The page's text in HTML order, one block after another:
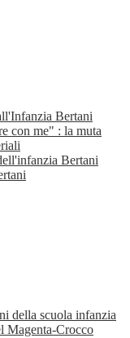
Bertani
con me" : la muta
Bertani
della scuola infanzia
Magenta-Crocco